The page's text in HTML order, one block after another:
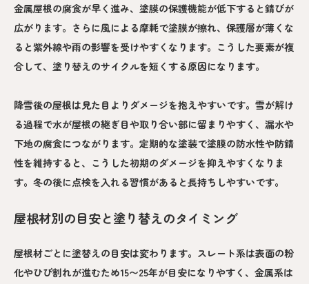
金属屋根の腐食が早く進み、塗膜の保護機能が低下すると錆びが
広がります。さらに風による摩耗で塗膜が擦れ、保護層が薄くな
ると紫外線や雨の影響を受けやすくなります。こうした要素が複
合して、塗り替えのサイクルを短くする原因になります。
降雪後の屋根は見た目よりダメージを抱えやすいです。雪が解け
る過程で水が屋根の継ぎ目や取り合い部に留まりやすく、漏水や
下地の腐食につながります。定期的な塗装で塗膜の防水性や防錆
性を維持すると、こうした初期のダメージを抑えやすくなりま
す。冬の後に点検を入れる習慣があると長持ちしやすいです。
屋根材別の目安と塗り替えのタイミング
屋根材ごとに塗替えの目安は変わります。スレート系は表面の粉
化やひび割れが進むため15〜25年が目安になりやすく、金属系は